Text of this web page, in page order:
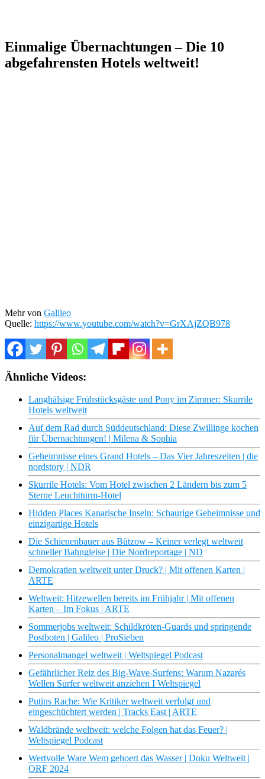
Einmalige Übernachtungen – Die 10
abgefahrensten Hotels weltweit!
Mehr von Galileo
Quelle: https://www.youtube.com/watch?v=GrXAjZQB978
Ähnliche Videos:
Langhälsige Frühstücksgäste und Pony im Zimmer: Skurrile
Hotels weltweit
Auf dem Rad durch Süddeutschland: Diese Zwillinge kochen
für Übernachtungen! | Milena & Sophia
Geheimnisse eines Grand Hotels – Das Vier Jahreszeiten | die
nordstory | NDR
Skurrile Hotels: Vom Hotel zwischen 2 Ländern bis zum 5
Sterne Leuchtturm-Hotel
Hidden Places Kanarische Inseln: Schaurige Geheimnisse und
einzigartige Hotels
Die Schienenbauer aus Bützow – Keiner verlegt weltweit
schneller Bahngleise | Die Nordreportage | ND
Demokratien weltweit unter Druck? | Mit offenen Karten |
ARTE
Weltweit: Hitzewellen bereits im Frühjahr | Mit offenen
Karten – Im Fokus | ARTE
Sommerjobs weltweit: Schildkröten-Guards und springende
Postboten | Galileo | ProSieben
Personalmangel weltweit | Weltspiegel Podcast
Gefährlicher Reiz des Big-Wave-Surfens: Warum Nazarés
Wellen Surfer weltweit anziehen I Weltspiegel
Putins Rache: Wie Kritiker weltweit verfolgt und
eingeschüchtert werden | Tracks East | ARTE
Waldbrände weltweit: welche Folgen hat das Feuer? |
Weltspiegel Podcast
Wertvolle Ware Wem gehoert das Wasser | Doku Weltweit |
ORF 2024